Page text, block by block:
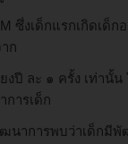
ซึ่งเด็กแรกเกิดเด็ก
ก
งปี ละ ๑ ครั้ง เท่านั้
ารเด็ก
นาการพบว่าเด็กมี